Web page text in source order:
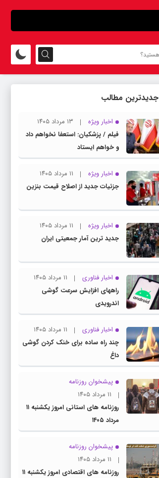
جدیدترین مطالب
اخبار ویژه
۱۳ مرداد ۱۴۰۵
فیلم / پزشکیان: استعفا نخواهم داد
و خواهم ایستاد
اخبار ویژه
۱۱ مرداد ۱۴۰۵
جزئیات جدید از اصلاح قیمت بنزین
اخبار ویژه
۱۱ مرداد ۱۴۰۵
جدید ترین آمار جمعیتی ایران
اخبار فناوری
۱۱ مرداد ۱۴۰۵
راههای افزایش سرعت گوشی
اندرویدی
اخبار فناوری
۱۱ مرداد ۱۴۰۵
چند راه‌ ساده برای خنک کردن گوشی
داغ
پیشخوان روزنامه
۱۱ مرداد ۱۴۰۵
روزنامه های استانی امروز یکشنبه ۱۱
مرداد ۱۴۰۵
پیشخوان روزنامه
۱۱ مرداد ۱۴۰۵
روزنامه های اقتصادی امروز یکشنبه ۱۱